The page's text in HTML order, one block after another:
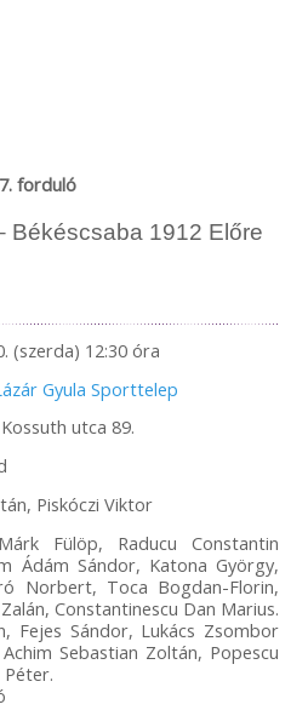
forduló
Békéscsaba 1912 Előre
(szerda) 12:30 óra
Gyula Sporttelep
utca 89.
Piskóczi Viktor
Fülöp, Raducu Constantin
Ádám Sándor, Katona György,
Norbert, Toca Bogdan-Florin,
Constantinescu Dan Marius.
Fejes Sándor, Lukács Zsombor
Sebastian Zoltán, Popescu